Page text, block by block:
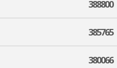
388800
385765
380066